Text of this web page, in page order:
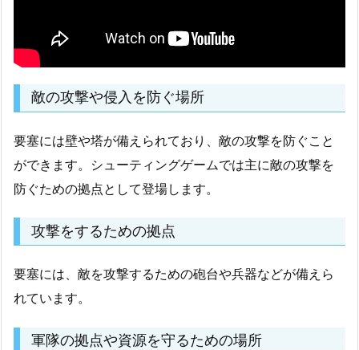
敵の攻撃や侵入を防ぐ場所
要塞には壁や塔が備えられており、敵の攻撃を防ぐこと
ができます。シューティングゲームでは主に敵の攻撃を
防ぐための拠点として登場します。
攻撃をするための拠点
要塞には、敵を攻撃するための砲台や兵器などが備えら
れています。
軍隊の拠点や資源を守るための場所